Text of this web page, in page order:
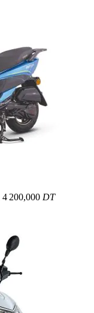
4 200,000 DT